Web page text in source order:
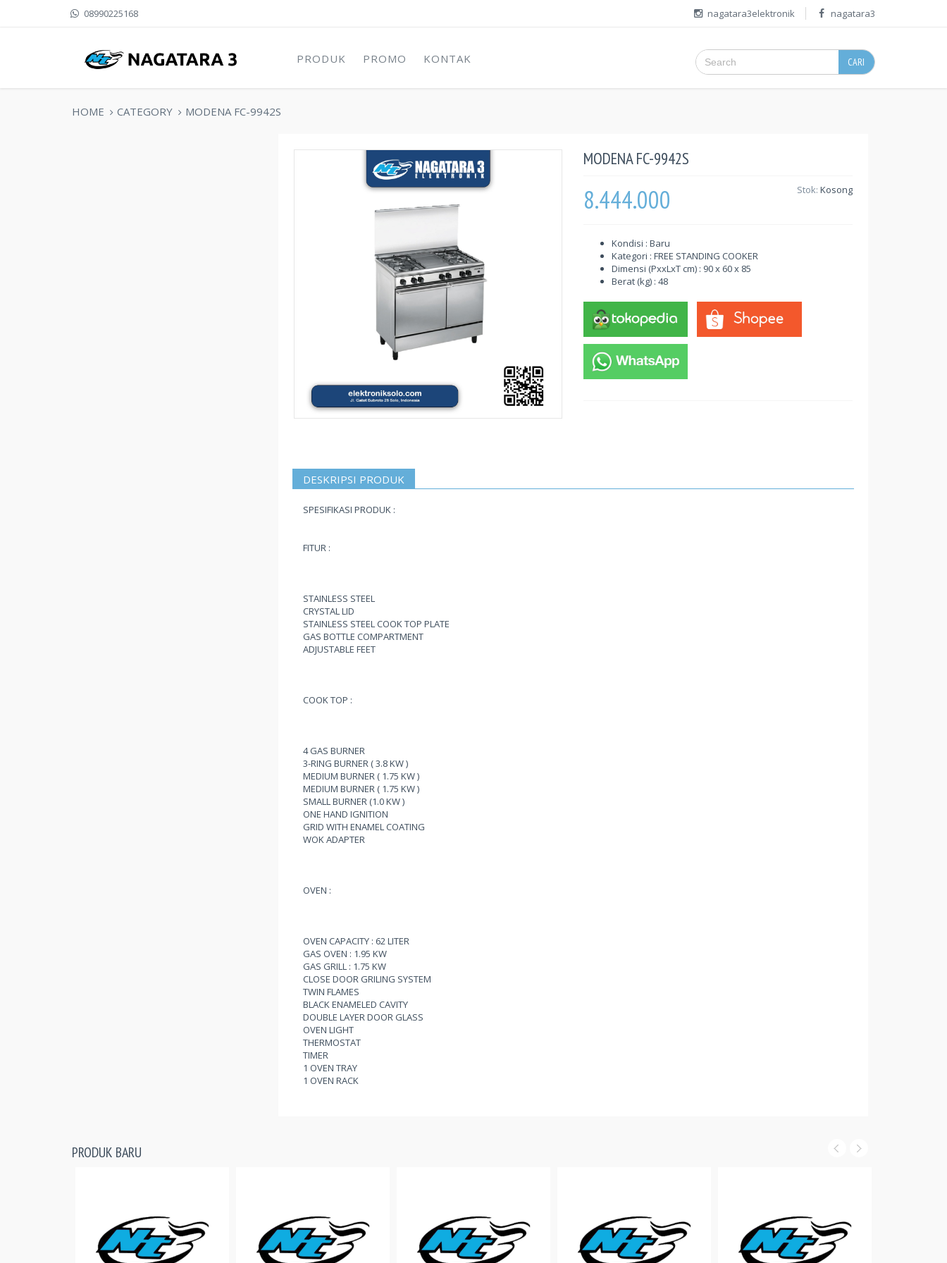
08990225168 nagatara3elektronik nagatara3
PRODUK PROMO KONTAK CARI
HOME CATEGORY MODENA FC-9942S
MODENA FC-9942S
8.444.000 Stok: Kosong
Kondisi : Baru
Kategori : FREE STANDING COOKER
Dimensi (PxxLxT cm) : 90 x 60 x 85
Berat (kg) : 48
DESKRIPSI PRODUK
SPESIFIKASI PRODUK :
FITUR :
STAINLESS STEEL
CRYSTAL LID
STAINLESS STEEL COOK TOP PLATE
GAS BOTTLE COMPARTMENT
ADJUSTABLE FEET
COOK TOP :
4 GAS BURNER
3-RING BURNER ( 3.8 KW )
MEDIUM BURNER ( 1.75 KW )
MEDIUM BURNER ( 1.75 KW )
SMALL BURNER (1.0 KW )
ONE HAND IGNITION
GRID WITH ENAMEL COATING
WOK ADAPTER
OVEN :
OVEN CAPACITY : 62 LITER
GAS OVEN : 1.95 KW
GAS GRILL : 1.75 KW
CLOSE DOOR GRILING SYSTEM
TWIN FLAMES
BLACK ENAMELED CAVITY
DOUBLE LAYER DOOR GLASS
OVEN LIGHT
THERMOSTAT
TIMER
1 OVEN TRAY
1 OVEN RACK
PRODUK BARU